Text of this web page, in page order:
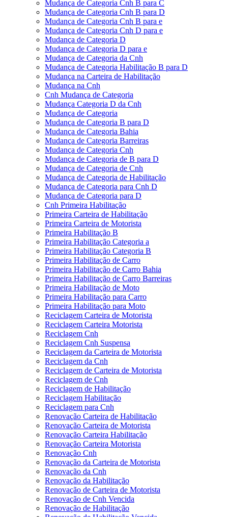
Mudança de Categoria Cnh B para C
Mudança de Categoria Cnh B para D
Mudança de Categoria Cnh B para e
Mudança de Categoria Cnh D para e
Mudança de Categoria D
Mudança de Categoria D para e
Mudança de Categoria da Cnh
Mudança de Categoria Habilitação B para D
Mudança na Carteira de Habilitação
Mudança na Cnh
Cnh Mudança de Categoria
Mudança Categoria D da Cnh
Mudança de Categoria
Mudança de Categoria B para D
Mudança de Categoria Bahia
Mudança de Categoria Barreiras
Mudança de Categoria Cnh
Mudança de Categoria de B para D
Mudança de Categoria de Cnh
Mudança de Categoria de Habilitação
Mudança de Categoria para Cnh D
Mudança de Categoria para D
Cnh Primeira Habilitação
Primeira Carteira de Habilitação
Primeira Carteira de Motorista
Primeira Habilitação B
Primeira Habilitação Categoria a
Primeira Habilitação Categoria B
Primeira Habilitação de Carro
Primeira Habilitação de Carro Bahia
Primeira Habilitação de Carro Barreiras
Primeira Habilitação de Moto
Primeira Habilitação para Carro
Primeira Habilitação para Moto
Reciclagem Carteira de Motorista
Reciclagem Carteira Motorista
Reciclagem Cnh
Reciclagem Cnh Suspensa
Reciclagem da Carteira de Motorista
Reciclagem da Cnh
Reciclagem de Carteira de Motorista
Reciclagem de Cnh
Reciclagem de Habilitação
Reciclagem Habilitação
Reciclagem para Cnh
Renovação Carteira de Habilitação
Renovação Carteira de Motorista
Renovação Carteira Habilitação
Renovação Carteira Motorista
Renovação Cnh
Renovação da Carteira de Motorista
Renovação da Cnh
Renovação da Habilitação
Renovação de Carteira de Motorista
Renovação de Cnh Vencida
Renovação de Habilitação